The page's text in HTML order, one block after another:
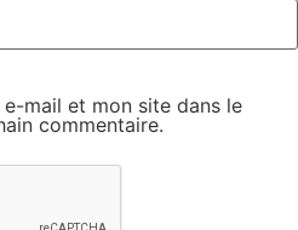
mail et mon site dans le
commentaire.